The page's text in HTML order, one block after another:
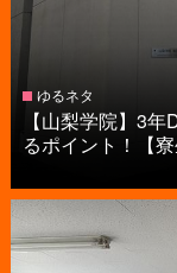
ゆるネタ
【山梨学院】3
るポイント！【寮